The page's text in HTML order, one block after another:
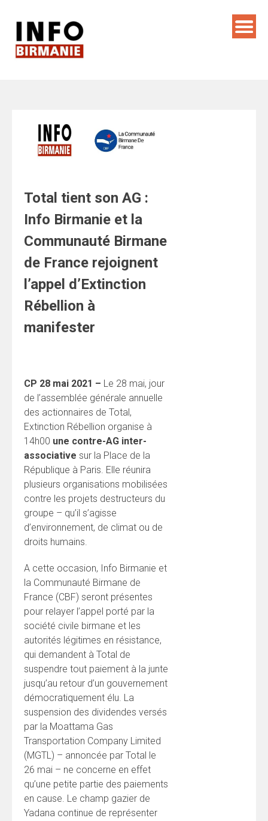
Total tient son AG :
Info Birmanie et la
Communauté Birmane
de France rejoignent
l’appel d’Extinction
Rébellion à
manifester
CP 28 mai 2021 – Le 28 mai, jour
de l’assemblée générale annuelle
des actionnaires de Total,
Extinction Rébellion organise à
14h00 une contre-AG inter-
associative sur la Place de la
République à Paris. Elle réunira
plusieurs organisations mobilisées
contre les projets destructeurs du
groupe – qu’il s’agisse
d’environnement, de climat ou de
droits humains.
A cette occasion, Info Birmanie et
la Communauté Birmane de
France (CBF) seront présentes
pour relayer l’appel porté par la
société civile birmane et les
autorités légitimes en résistance,
qui demandent à Total de
suspendre tout paiement à la junte
jusqu’au retour d’un gouvernement
démocratiquement élu. La
suspension des dividendes versés
par la Moattama Gas
Transportation Company Limited
(MGTL) – annoncée par Total le
26 mai – ne concerne en effet
qu’une petite partie des paiements
en cause. Le champ gazier de
Yadana continue de représenter